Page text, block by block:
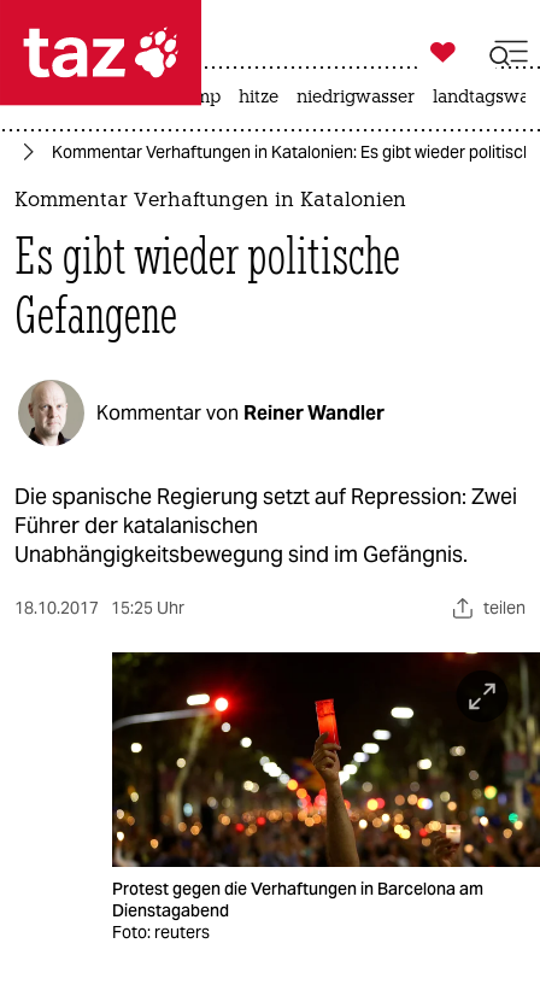
 taz zahl ich
taz zahl ich
politik
öko
gesellschaft
kultur
sport
berlin
nord
wahrheit
veranstaltungen
fragen & hilfe
unterstützen

taz zahl ich
usa unter trump hitze niedrigwasser
Kommentar Verhaftungen in Katalonien: Es gibt wieder
Kommentar Verhaftungen in Katalonien
Es gibt wieder politische
Gefangene
Kommentar von Reiner Wandler
Die spanische Regierung setzt auf Repression: Zwei
Führer der katalanischen
Unabhängigkeitsbewegung sind im Gefängnis.
18.10.2017 15:25 Uhr teilen
Protest gegen die Verhaftungen in Barcelona am
Dienstagabend
Foto: reuters